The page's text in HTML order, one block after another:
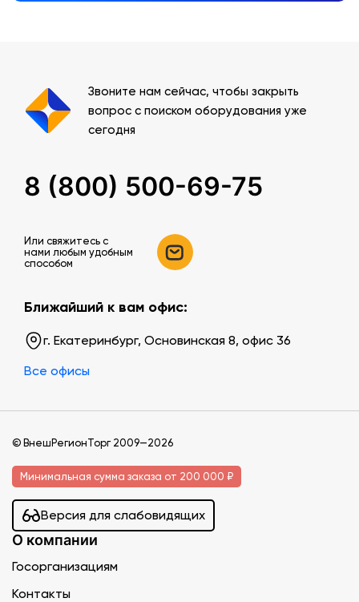
Звоните нам сейчас, чтобы закрыть
вопрос с поиском оборудования уже
сегодня
8 (800) 500-69-75
Или свяжитесь c
нами любым удобным
способом
Ближайший к вам офис:
г. Екатеринбург, Основинская 8, офис 36
Все офисы
© ВнешРегионТорг 2009—2026
Минимальная сумма заказа от 200 000 ₽
Версия для слабовидящих
О компании
Госорганизациям
Контакты